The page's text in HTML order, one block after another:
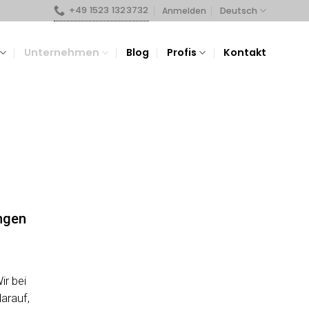
+49 1523 1323732 Anmelden Deutsch
Unternehmen Blog Profis Kontakt
bei